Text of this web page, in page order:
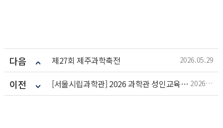
다음 제27회 제주과학축전 2026.05.29
이전 [서울시립과학관] 2026 과학관 성인교육 '정원을 담은 식물기록' 2026.05.28